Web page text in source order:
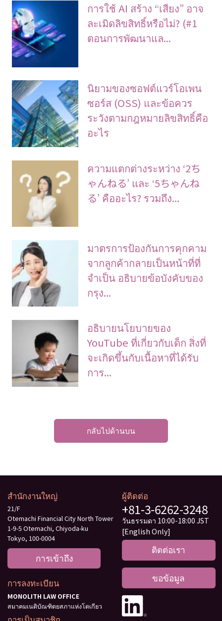
การใช้ AI สร้าง “เสียง” อาจ
ละเมิดลิขสิทธิ์หรือไม่? (#1
ตอนการพัฒนาแล...
นิยามของซอฟต์แวร์โอเพน
ซอร์ส (OSS) และข้อควร
ระวังตามกฎหมายลิขสิทธิ์คือ
อะไร
ความแตกต่างระหว่าง ‘2ち
ゃんねる’ และ ‘5ちゃんね
る’ คืออะไร? รวมถึง...
มาตรการป้องกันการคุกคาม
จากลูกค้ากลายเป็นหน้าที่ที่
จําเป็น อธิบายข้อบังคับของ
กรุง...
อธิบายนโยบายของ
YouTube ที่เกี่ยวกับเด็ก สิ่งที่
จะเกิดขึ้นกับเนื้อหาที่ได้รับ
การ...
กลับไปด้านบน
สำนักงานใหญ่
21/F
Otemachi Financial City North Tower
1-9-5 Otemachi, Chiyoda-ku
Tokyo, 100-0004
การเข้าถึง
การลงทะเบียน
MONOLITH LAW OFFICE
สมาคมเนติบัณฑิตยสภาแห่งโตเกียว
ผู้ติดต่อ
+81-3-6262-3248
วันธรรมดา 10:00-18:00 JST
[English Only]
ติดต่อเรา
ขอข้อมูล